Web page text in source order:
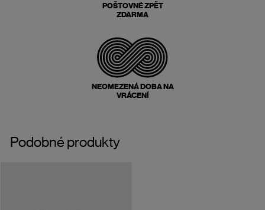
POŠTOVNÉ ZPĚT
ZDARMA
NEOMEZENÁ DOBA NA
VRÁCENÍ
Podobné produkty